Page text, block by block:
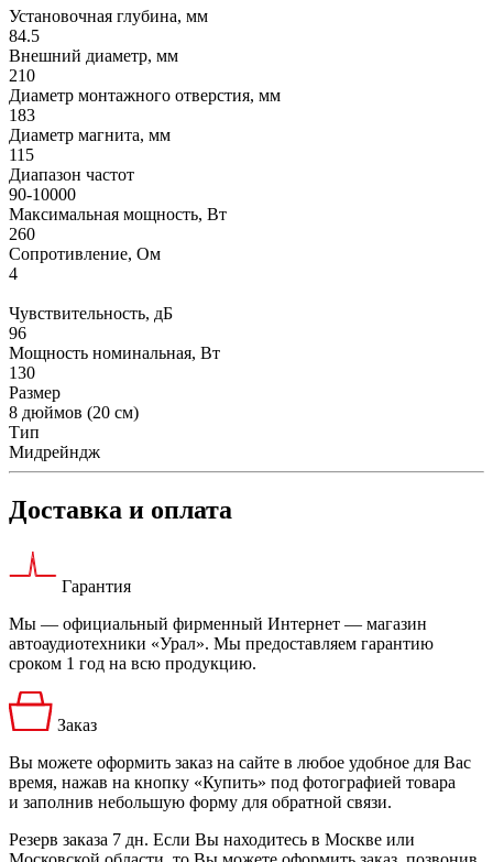
Установочная глубина, мм
84.5
Внешний диаметр, мм
210
Диаметр монтажного отверстия, мм
183
Диаметр магнита, мм
115
Диапазон частот
90-10000
Максимальная мощность, Вт
260
Сопротивление, Ом
4
Чувствительность, дБ
96
Мощность номинальная, Вт
130
Размер
8 дюймов (20 см)
Тип
Мидрейндж
Доставка и оплата
Гарантия
Мы — официальный фирменный Интернет — магазин
автоаудиотехники «Урал». Мы предоставляем гарантию
сроком 1 год на всю продукцию.
Заказ
Вы можете оформить заказ на сайте в любое удобное для Вас
время, нажав на кнопку «Купить» под фотографией товара
и заполнив небольшую форму для обратной связи.
Резерв заказа 7 дн. Если Вы находитесь в Москве или